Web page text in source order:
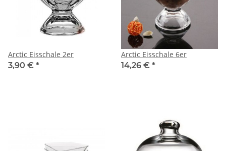
Arctic Eisschale 2er
3,90 € *
Arctic Eisschale 6er
14,26 € *